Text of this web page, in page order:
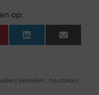
op:
LinkedIn Email
bestellen , houtskool